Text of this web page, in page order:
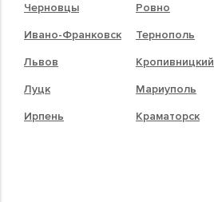
Черновцы
Ровно
Ивано-Франковск
Тернополь
Львов
Кропивницкий
Луцк
Мариуполь
Ирпень
Краматорск